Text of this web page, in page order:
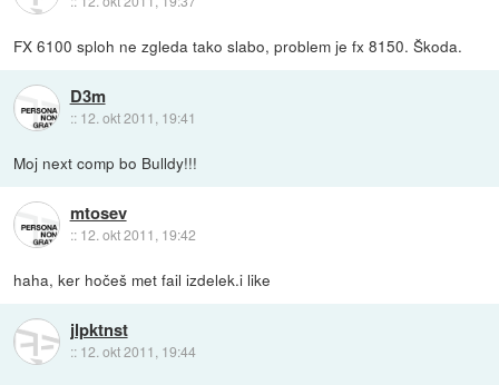
FX 6100 sploh ne zgleda tako slabo, problem je fx 8150. Škoda.
D3m
:: 12. okt 2011, 19:41
Moj next comp bo Bulldy!!!
mtosev
:: 12. okt 2011, 19:42
haha, ker hočeš met fail izdelek.i like
jlpktnst
:: 12. okt 2011, 19:44